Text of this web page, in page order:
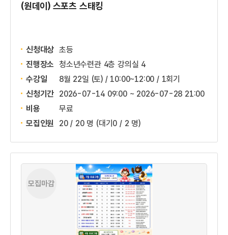
(원데이) 스포츠 스태킹
신청대상 초등
진행장소 청소년수련관 4층 강의실 4
수강일
8월 22일 (토) / 10:00~12:00 / 1회기
신청기간 2026-07-14 09:00 ~ 2026-07-28 21:00
비용
무료
모집인원
20 / 20 명 (대기0 / 2 명)
모집마감